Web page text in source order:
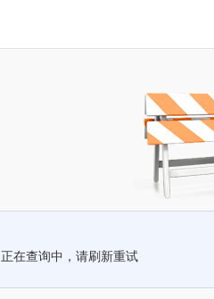
正在查询中，请刷新重试